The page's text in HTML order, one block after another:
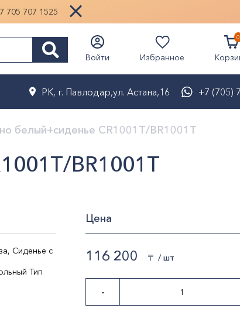
705 707 1525
Войти Избранное
0
РК, г. Павлодар,ул. Астана,16 +7 (705)
белый+сиденье CR1001T/BR1001T
BR1001T
Сиденье с
Тип
Цена
116 200 〒 / шт
-